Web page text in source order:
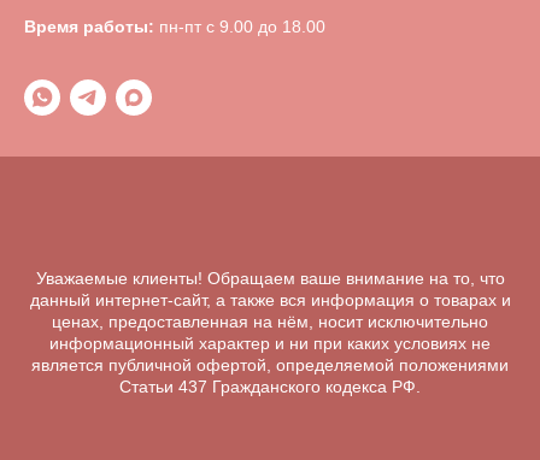
Время работы: пн-пт с 9.00 до 18.00
Уважаемые клиенты! Обращаем ваше внимание на то, что
данный интернет-сайт, а также вся информация о товарах и
ценах, предоставленная на нём, носит исключительно
информационный характер и ни при каких условиях не
является публичной офертой, определяемой положениями
Статьи 437 Гражданского кодекса РФ.